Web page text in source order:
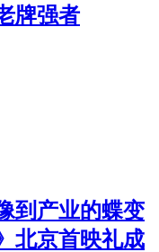
牌强者
到产业的蝶变
北京首映礼成